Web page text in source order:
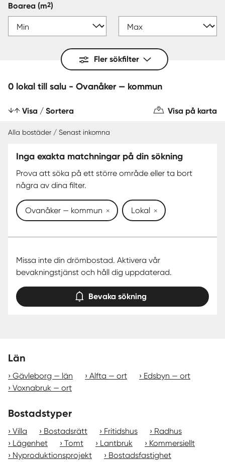
Boarea (m2)
Fler sökfilter
0 lokal till salu - Ovanåker — kommun
Visa / Sortera Visa på karta
Alla bostäder / Senast inkomna
Inga exakta matchningar på din sökning
Prova att söka på ett större område eller ta bort
några av dina filter.
Ovanåker — kommun Lokal
Missa inte din drömbostad. Aktivera vår
bevakningstjänst och håll dig uppdaterad.
Bevaka sökning
Län
Gävleborg — län Alfta — ort
Edsbyn — ort
Voxnabruk — ort
Bostadstyper
Villa Bostadsrätt Fritidshus
Radhus
Lägenhet
Tomt Lantbruk
Kommersiellt
Nyproduktionsprojekt
Bostadsfastighet